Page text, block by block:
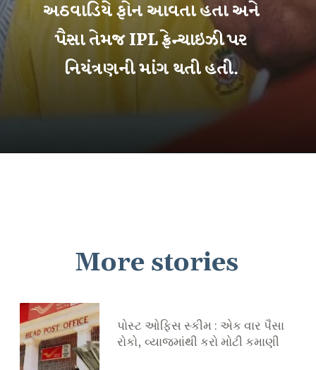
અઠવાડિયે ફોન આવતા હતા અને
પૈસા તેમજ IPL ફ્રેન્ચાઇઝી પર
નિયંત્રણની માંગ થતી હતી.
More stories
પોસ્ટ ઓફિસ સ્કીમ : એક વાર પૈસા
રોકો, વ્યાજમાંથી કરો મોટી કમાણી